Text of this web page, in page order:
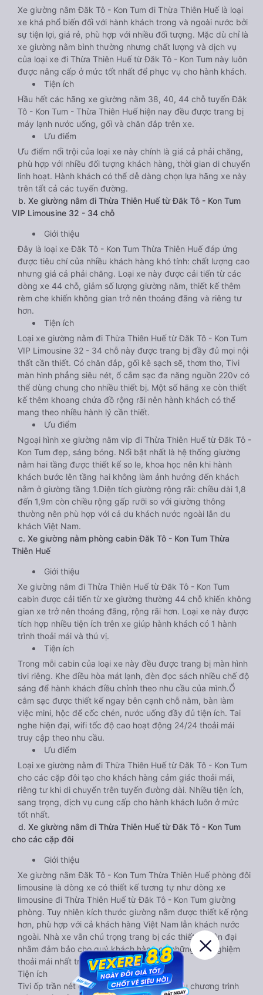
Xe giường nằm Đăk Tô - Kon Tum đi Thừa Thiên Huế là loại
xe khá phổ biến đối với hành khách trong và ngoài nước bởi
sự tiện lợi, giá rẻ, phù hợp với nhiều đối tượng. Mặc dù chỉ là
xe giường nằm bình thường nhưng chất lượng và dịch vụ
của loại xe đi Thừa Thiên Huế từ Đăk Tô - Kon Tum này luôn
được nâng cấp ở mức tốt nhất để phục vụ cho hành khách.
Tiện ích
Hầu hết các hãng xe giường nằm 38, 40, 44 chỗ tuyến Đăk
Tô - Kon Tum - Thừa Thiên Huế hiện nay đều được trang bị
máy lạnh nước uống, gối và chăn đắp trên xe.
Ưu điểm
Ưu điểm nổi trội của loại xe này chính là giá cả phải chăng,
phù hợp với nhiều đối tượng khách hàng, thời gian di chuyển
linh hoạt. Hành khách có thể dễ dàng chọn lựa hãng xe này
trên tất cả các tuyến đường.
b. Xe giường nằm đi Thừa Thiên Huế từ Đăk Tô - Kon Tum
VIP Limousine 32 - 34 chỗ
Giới thiệu
Đây là loại xe Đăk Tô - Kon Tum Thừa Thiên Huế đáp ứng
được tiêu chí của nhiều khách hàng khó tính: chất lượng cao
nhưng giá cả phải chăng. Loại xe này được cải tiến từ các
dòng xe 44 chỗ, giảm số lượng giường nằm, thiết kế thêm
rèm che khiến không gian trở nên thoáng đãng và riêng tư
hơn.
Tiện ích
Loại xe giường nằm đi Thừa Thiên Huế từ Đăk Tô - Kon Tum
VIP Limousine 32 - 34 chỗ này được trang bị đầy đủ mọi nội
thất cần thiết. Có chăn đắp, gối kê sạch sẽ, thơm tho, Tivi
màn hình phẳng siêu nét, ổ cắm sạc đa năng nguồn 220v có
thể dùng chung cho nhiều thiết bị. Một số hãng xe còn thiết
kế thêm khoang chứa đồ rộng rãi nên hành khách có thể
mang theo nhiều hành lý cần thiết.
Ưu điểm
Ngoại hình xe giường nằm vip đi Thừa Thiên Huế từ Đăk Tô -
Kon Tum đẹp, sáng bóng. Nổi bật nhất là hệ thống giường
nằm hai tầng được thiết kế so le, khoa học nên khi hành
khách bước lên tầng hai không làm ảnh hưởng đến khách
nằm ở giường tầng 1.Diện tích giường rộng rãi: chiều dài 1,8
đến 1,9m còn chiều rộng gấp rưỡi so với giường thông
thường nên phù hợp với cả du khách nước ngoài lẫn du
khách Việt Nam.
c. Xe giường nằm phòng cabin Đăk Tô - Kon Tum Thừa
Thiên Huế
Giới thiệu
Xe giường nằm đi Thừa Thiên Huế từ Đăk Tô - Kon Tum
cabin được cải tiến từ xe giường thường 44 chỗ khiến không
gian xe trở nên thoáng đãng, rộng rãi hơn. Loại xe này được
tích hợp nhiều tiện ích trên xe giúp hành khách có 1 hành
trình thoải mái và thú vị.
Tiện ích
Trong mỗi cabin của loại xe này đều được trang bị màn hình
tivi riêng. Khe điều hòa mát lạnh, đèn đọc sách nhiều chế độ
sáng để hành khách điều chỉnh theo nhu cầu của mình.Ổ
cắm sạc được thiết kế ngay bên cạnh chỗ nằm, bàn làm
việc mini, hộc để cốc chén, nước uống đầy đủ tiện ích. Tai
nghe hiện đại, wifi tốc độ cao hoạt động 24/24 thoải mái
truy cập theo nhu cầu.
Ưu điểm
Loại xe giường nằm đi Thừa Thiên Huế từ Đăk Tô - Kon Tum
cho các cặp đôi tạo cho khách hàng cảm giác thoải mái,
riêng tư khi di chuyển trên tuyến đường dài. Nhiều tiện ích,
sang trọng, dịch vụ cung cấp cho hành khách luôn ở mức
tốt nhất.
d. Xe giường nằm đi Thừa Thiên Huế từ Đăk Tô - Kon Tum
cho các cặp đôi
Giới thiệu
Xe giường nằm Đăk Tô - Kon Tum Thừa Thiên Huế phòng đôi
limousine là dòng xe có thiết kế tương tự như dòng xe
limousine đi Thừa Thiên Huế từ Đăk Tô - Kon Tum giường
phòng. Tuy nhiên kích thước giường nằm được thiết kế rộng
hơn, phù hợp với cả khách hàng Việt Nam lẫn khách nước
ngoài. Nhà xe vẫn chú trọng trang bị các thiết bị hiện đại
nhằm đảm bảo cho quý khách hàng có những trải nghiệm
thoải mái nhất trong suốt chuyến đi.
Tiện ích
Tivi ốp trần nét cứng, đầu HD tích hợp nhiều chương trình